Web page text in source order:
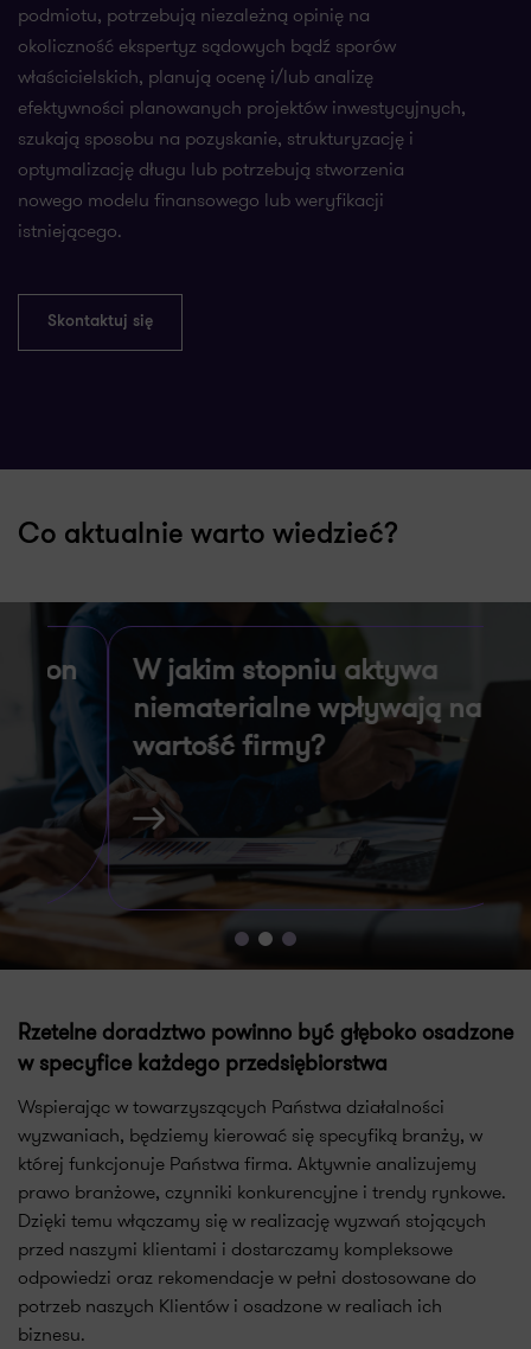
podmiotu, potrzebują niezależną opinię na
okoliczność ekspertyz sądowych bądź sporów
właścicielskich, planują ocenę i/lub analizę
efektywności planowanych projektów inwestycyjnych,
szukają sposobu na pozyskanie, strukturyzację i
optymalizację długu lub potrzebują stworzenia
nowego modelu finansowego lub weryfikacji
istniejącego.
Skontaktuj się
Co aktualnie warto wiedzieć?
W jakim stopniu aktywa
niematerialne wpływają na
wartość firmy?
Zdarzają się sytuacje, w których na wartość
prowadzonego biznesu wpływają w dużej
mierze aktywa niematerialne. Mogą one
stanowić istotną przewagę…
Rzetelne doradztwo powinno być głęboko osadzone
w specyfice każdego przedsiębiorstwa
Wspierając w towarzyszących Państwa działalności
wyzwaniach, będziemy kierować się specyfiką branży, w
której funkcjonuje Państwa firma. Aktywnie analizujemy
prawo branżowe, czynniki konkurencyjne i trendy rynkowe.
Dzięki temu włączamy się w realizację wyzwań stojących
przed naszymi klientami i dostarczamy kompleksowe
odpowiedzi oraz rekomendacje w pełni dostosowane do
potrzeb naszych Klientów i osadzone w realiach ich
biznesu.